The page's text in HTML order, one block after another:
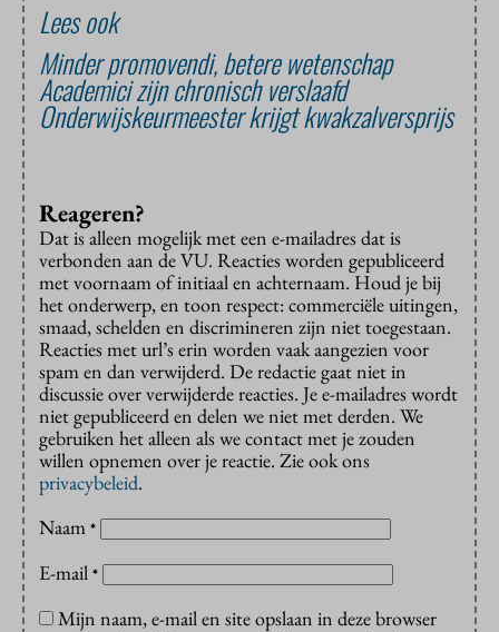
Lees ook
Minder promovendi, betere wetenschap
Academici zijn chronisch verslaafd
Onderwijskeurmeester krijgt kwakzalversprijs
Reageren?
Dat is alleen mogelijk met een e-mailadres dat is
verbonden aan de VU. Reacties worden gepubliceerd
met voornaam of initiaal en achternaam. Houd je bij
het onderwerp, en toon respect: commerciële uitingen,
smaad, schelden en discrimineren zijn niet toegestaan.
Reacties met url’s erin worden vaak aangezien voor
spam en dan verwijderd. De redactie gaat niet in
discussie over verwijderde reacties. Je e-mailadres wordt
niet gepubliceerd en delen we niet met derden. We
gebruiken het alleen als we contact met je zouden
willen opnemen over je reactie. Zie ook ons
privacybeleid.
Naam *
E-mail *
Mijn naam, e-mail en site opslaan in deze browser